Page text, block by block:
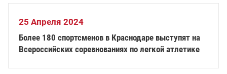
25 Апреля 2024
Более 180 спортсменов в Краснодаре выступят на
Всероссийских соревнованиях по легкой атлетике